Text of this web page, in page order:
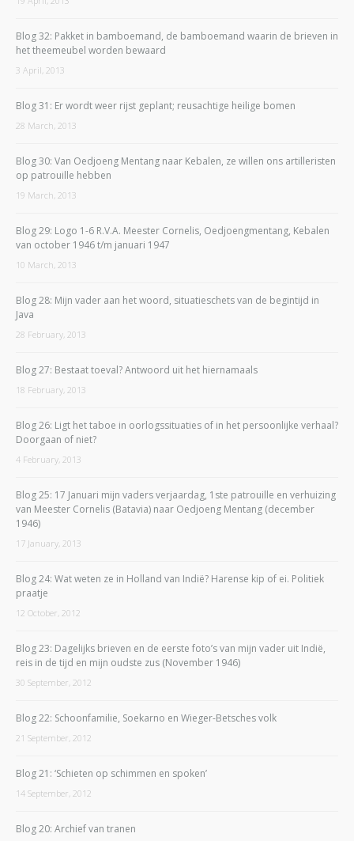
Blog 32: Pakket in bamboemand, de bamboemand waarin de brieven in
het theemeubel worden bewaard
3 April, 2013
Blog 31: Er wordt weer rijst geplant; reusachtige heilige bomen
28 March, 2013
Blog 30: Van Oedjoeng Mentang naar Kebalen, ze willen ons artilleristen
op patrouille hebben
19 March, 2013
Blog 29: Logo 1-6 R.V.A. Meester Cornelis, Oedjoengmentang, Kebalen
van october 1946 t/m januari 1947
10 March, 2013
Blog 28: Mijn vader aan het woord, situatieschets van de begintijd in
Java
28 February, 2013
Blog 27: Bestaat toeval? Antwoord uit het hiernamaals
18 February, 2013
Blog 26: Ligt het taboe in oorlogssituaties of in het persoonlijke verhaal?
Doorgaan of niet?
4 February, 2013
Blog 25: 17 Januari mijn vaders verjaardag, 1ste patrouille en verhuizing
van Meester Cornelis (Batavia) naar Oedjoeng Mentang (december
1946)
17 January, 2013
Blog 24: Wat weten ze in Holland van Indië? Harense kip of ei. Politiek
praatje
12 October, 2012
Blog 23: Dagelijks brieven en de eerste foto’s van mijn vader uit Indië,
reis in de tijd en mijn oudste zus (November 1946)
30 September, 2012
Blog 22: Schoonfamilie, Soekarno en Wieger-Betsches volk
21 September, 2012
Blog 21: ‘Schieten op schimmen en spoken’
14 September, 2012
Blog 20: Archief van tranen